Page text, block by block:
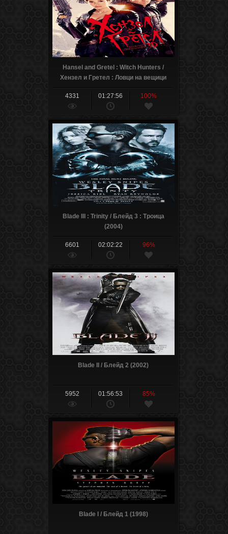
Hansel and Gretel : Witch Hunters /
Хензел и Гретел : Ловци на вещици
(2013)
4331
01:27:56 100%
Blade III : Trinity / Блейд 3 : Троица
(2004)
6601 02:02:22 96%
Blade II / Блейд 2 (2002)
5952 01:56:53 85%
Blade I / Блейд 1 (1998)